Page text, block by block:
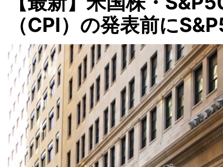
（CPI）の発表前に